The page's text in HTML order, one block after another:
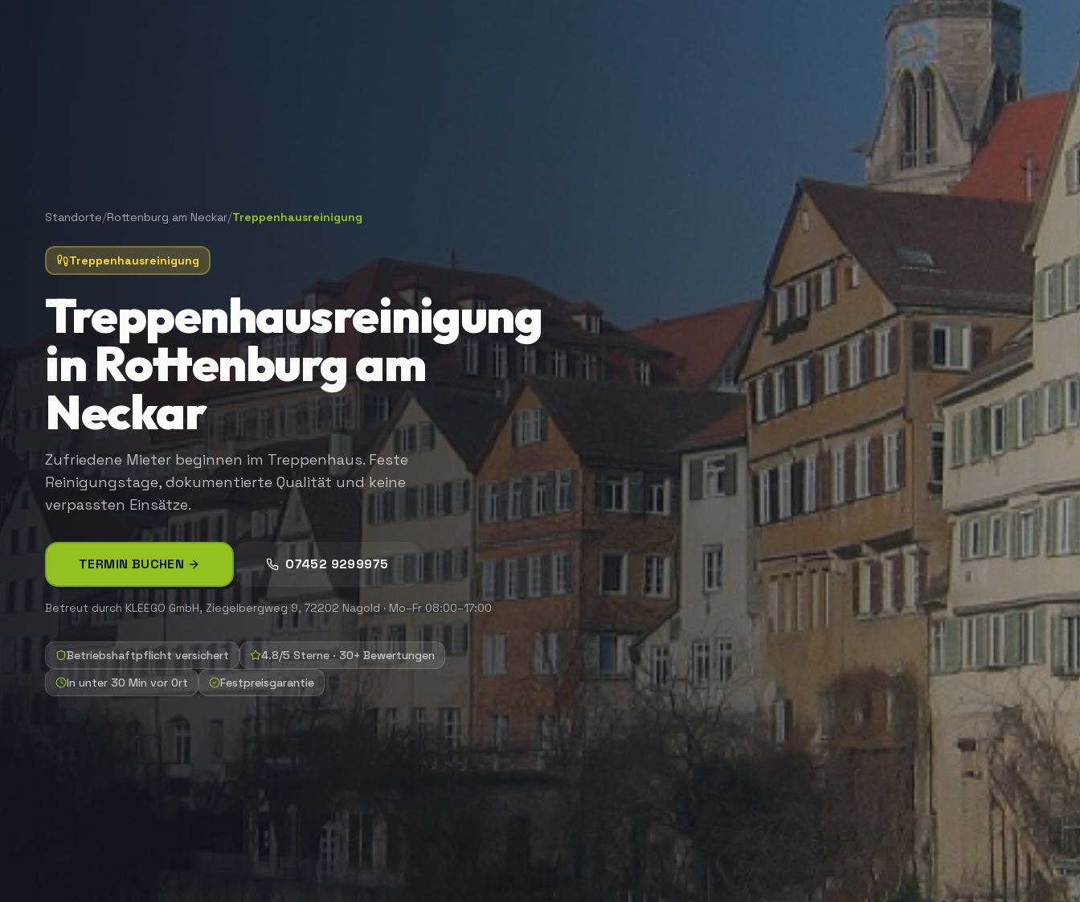
Standorte/Rottenburg am Neckar/Treppenhausreinigung
Treppenhausreinigung
Treppenhausreinigung
in Rottenburg am
Neckar
Zufriedene Mieter beginnen im Treppenhaus. Feste
Reinigungstage, dokumentierte Qualität und keine
verpassten Einsätze.
TERMIN BUCHEN 07452 9299975
Betreut durch KLEEGO GmbH, Ziegelbergweg 9, 72202 Nagold · Mo–Fr 08:00–17:00
Betriebshaftpflicht versichert
4.8/5 Sterne · 30+ Bewertungen
In unter 30 Min vor Ort
Festpreisgarantie